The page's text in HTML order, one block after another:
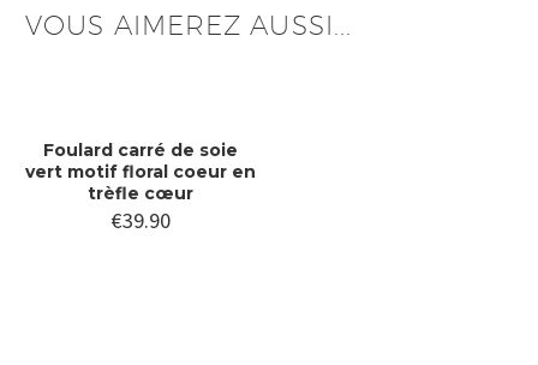
VOUS AIMEREZ AUSSI...
Foulard carré de soie
vert motif floral coeur en
trèfle cœur
€39.90